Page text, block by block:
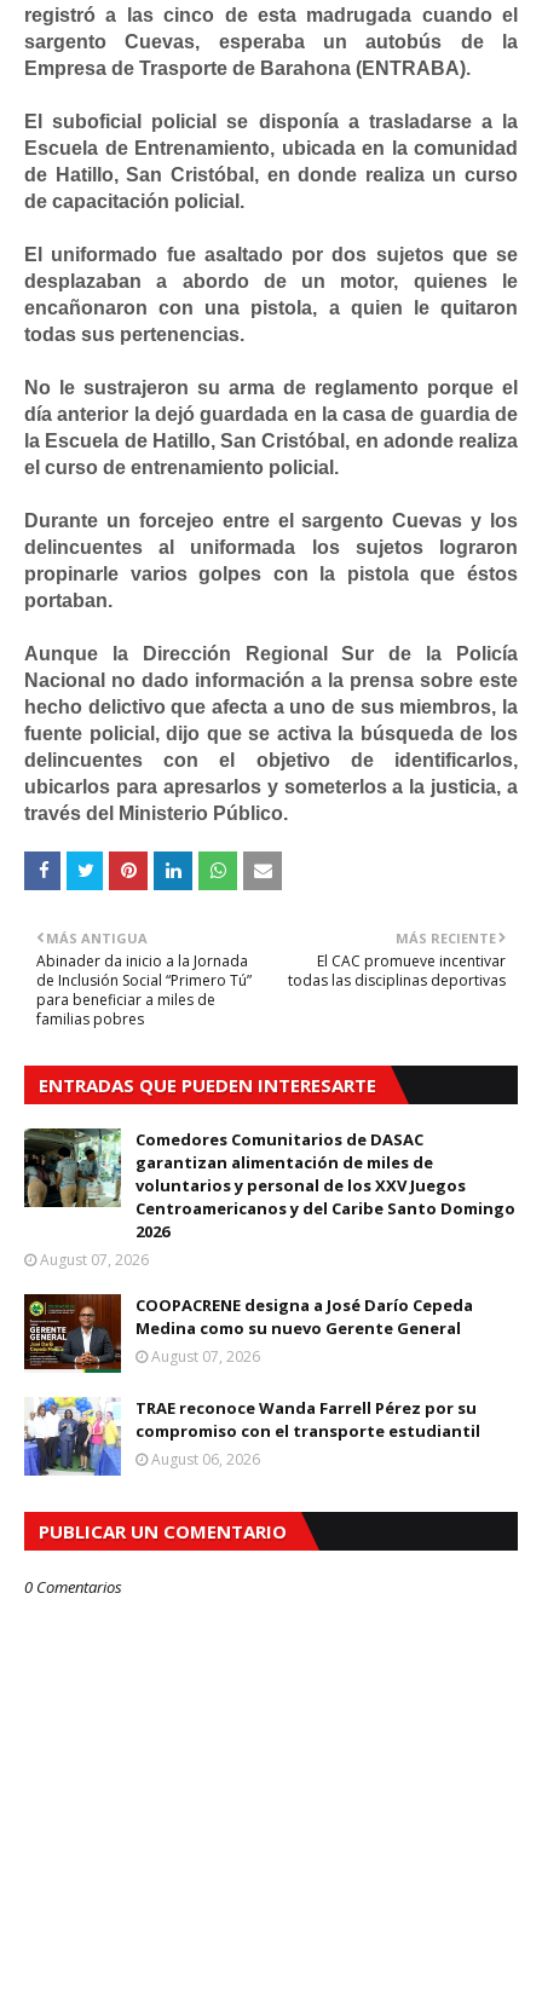
registró a las cinco de esta madrugada cuando el
sargento Cuevas, esperaba un autobús de la
Empresa de Trasporte de Barahona (ENTRABA).
El suboficial policial se disponía a trasladarse a la
Escuela de Entrenamiento, ubicada en la comunidad
de Hatillo, San Cristóbal, en donde realiza un curso
de capacitación policial.
El uniformado fue asaltado por dos sujetos que se
desplazaban a abordo de un motor, quienes le
encañonaron con una pistola, a quien le quitaron
todas sus pertenencias.
No le sustrajeron su arma de reglamento porque el
día anterior la dejó guardada en la casa de guardia de
la Escuela de Hatillo, San Cristóbal, en adonde realiza
el curso de entrenamiento policial.
Durante un forcejeo entre el sargento Cuevas y los
delincuentes al uniformada los sujetos lograron
propinarle varios golpes con la pistola que éstos
portaban.
Aunque la Dirección Regional Sur de la Policía
Nacional no dado información a la prensa sobre este
hecho delictivo que afecta a uno de sus miembros, la
fuente policial, dijo que se activa la búsqueda de los
delincuentes con el objetivo de identificarlos,
ubicarlos para apresarlos y someterlos a la justicia, a
través del Ministerio Público.
MÁS RECIENTE
El CAC promueve incentivar
todas las disciplinas deportivas
MÁS ANTIGUA
Abinader da inicio a la Jornada
de Inclusión Social “Primero Tú”
para beneficiar a miles de
familias pobres
ENTRADAS QUE PUEDEN INTERESARTE
Comedores Comunitarios de DASAC
garantizan alimentación de miles de
voluntarios y personal de los XXV Juegos
Centroamericanos y del Caribe Santo Domingo
2026
August 07, 2026
COOPACRENE designa a José Darío Cepeda
Medina como su nuevo Gerente General
August 07, 2026
TRAE reconoce Wanda Farrell Pérez por su
compromiso con el transporte estudiantil
August 06, 2026
PUBLICAR UN COMENTARIO
0 Comentarios